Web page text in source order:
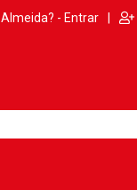
- Entrar |